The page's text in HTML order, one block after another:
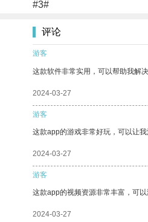
#3#
评论
游客
这款软件非常实用，可以帮助我解
2024-03-27
游客
这款app的游戏非常好玩，可以让我
2024-03-27
游客
这款app的视频资源非常丰富，可以
2024-03-27